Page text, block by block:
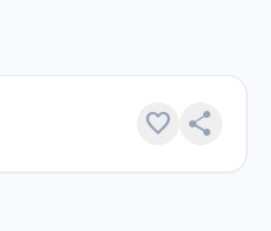
favorite share